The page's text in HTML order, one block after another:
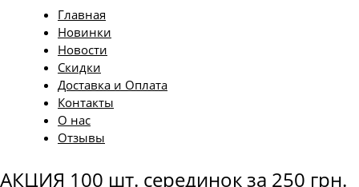
Главная
Новинки
Новости
Скидки
Доставка и Оплата
Контакты
О нас
Отзывы
АКЦИЯ 100 шт. серединок за 250 грн.